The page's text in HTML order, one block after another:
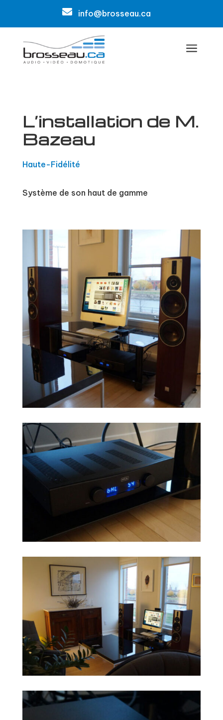
 info@brosseau.ca
a
L’installation de M.
Bazeau
Haute-Fidélité
Système de son haut de gamme